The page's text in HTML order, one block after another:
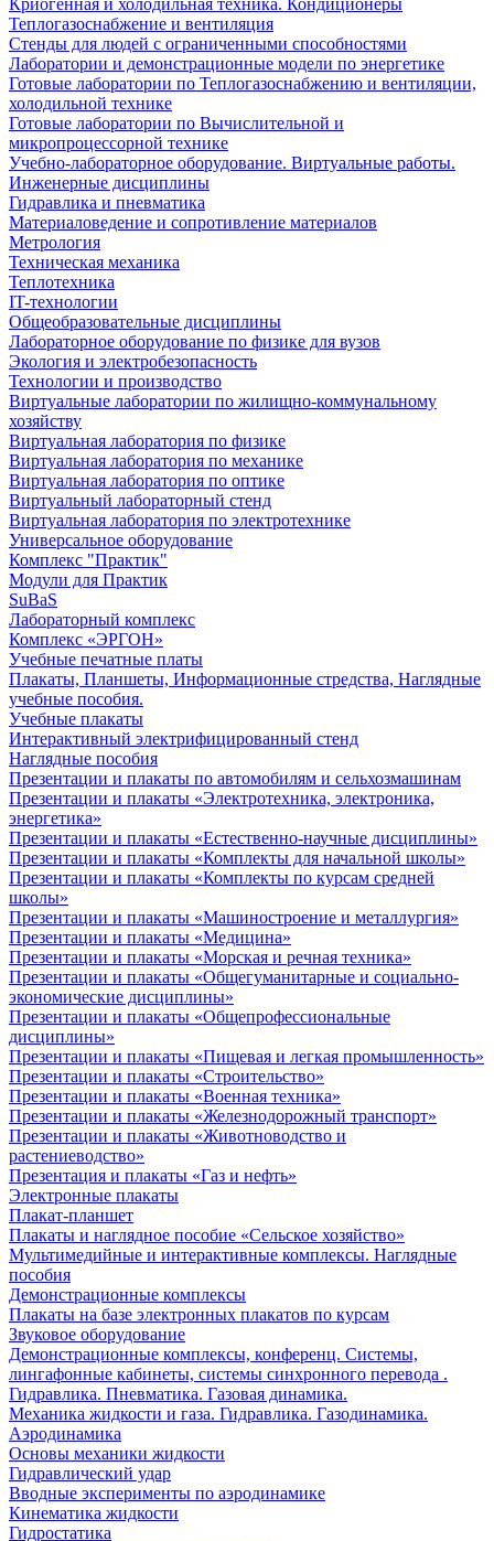
Криогенная и холодильная техника. Кондиционеры
Теплогазоснабжение и вентиляция
Стенды для людей с ограниченными способностями
Лаборатории и демонстрационные модели по энергетике
Готовые лаборатории по Теплогазоснабжению и вентиляции,
холодильной технике
Готовые лаборатории по Вычислительной и
микропроцессорной технике
Учебно-лабораторное оборудование. Виртуальные работы.
Инженерные дисциплины
Гидравлика и пневматика
Материаловедение и сопротивление материалов
Метрология
Техническая механика
Теплотехника
IT-технологии
Общеобразовательные дисциплины
Лабораторное оборудование по физике для вузов
Экология и электробезопасность
Технологии и производство
Виртуальные лаборатории по жилищно-коммунальному
хозяйству
Виртуальная лаборатория по физике
Виртуальная лаборатория по механике
Виртуальная лаборатория по оптике
Виртуальный лабораторный стенд
Виртуальная лаборатория по электротехнике
Универсальное оборудование
Комплекс "Практик"
Модули для Практик
SuBaS
Лабораторный комплекс
Комплекс «ЭРГОН»
Учебные печатные платы
Плакаты, Планшеты, Информационные стредства, Наглядные
учебные пособия.
Учебные плакаты
Интерактивный электрифицированный стенд
Наглядные пособия
Презентации и плакаты по автомобилям и сельхозмашинам
Презентации и плакаты «Электротехника, электроника,
энергетика»
Презентации и плакаты «Естественно-научные дисциплины»
Презентации и плакаты «Комплекты для начальной школы»
Презентации и плакаты «Комплекты по курсам средней
школы»
Презентации и плакаты «Машиностроение и металлургия»
Презентации и плакаты «Медицина»
Презентации и плакаты «Морская и речная техника»
Презентации и плакаты «Общегуманитарные и социально-
экономические дисциплины»
Презентации и плакаты «Общепрофессиональные
дисциплины»
Презентации и плакаты «Пищевая и легкая промышленность»
Презентации и плакаты «Строительство»
Презентации и плакаты «Военная техника»
Презентации и плакаты «Железнодорожный транспорт»
Презентации и плакаты «Животноводство и
растениеводство»
Презентация и плакаты «Газ и нефть»
Электронные плакаты
Плакат-планшет
Плакаты и наглядное пособие «Сельское хозяйство»
Мультимедийные и интерактивные комплексы. Наглядные
пособия
Демонстрационные комплексы
Плакаты на базе электронных плакатов по курсам
Звуковое оборудование
Демонстрационные комплексы, конференц. Системы,
лингафонные кабинеты, системы синхронного перевода .
Гидравлика. Пневматика. Газовая динамика.
Механика жидкости и газа. Гидравлика. Газодинамика.
Аэродинамика
Основы механики жидкости
Гидравлический удар
Вводные эксперименты по аэродинамике
Кинематика жидкости
Гидростатика